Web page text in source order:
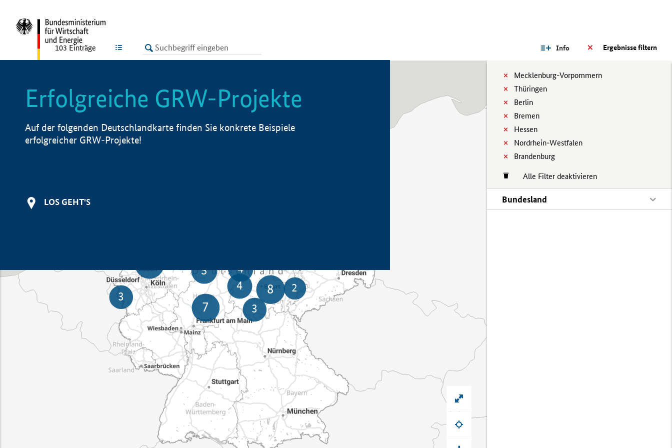
LISTE Ergebnisse filtern
Info
Mecklenburg-Vorpommern
Thüringen
Berlin
Bremen
Hessen
Nordrhein-Westfalen
Brandenburg
Alle Filter deaktivieren
Bundesland
103 Einträge
Erfolgreiche GRW-Projekte
Auf der folgenden Deutschlandkarte finden Sie konkrete Beispiele
erfolgreicher GRW-Projekte!
LOS GEHT'S